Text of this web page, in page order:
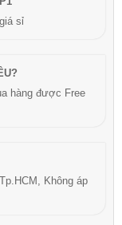
sỉ
hàng được Free
Không áp